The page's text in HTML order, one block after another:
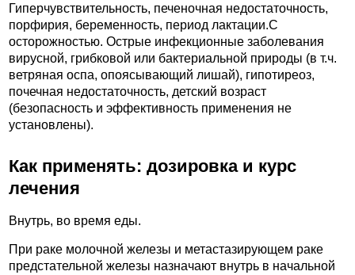
Гиперчувствительность, печеночная недостаточность,
порфирия, беременность, период лактации.C
осторожностью. Острые инфекционные заболевания
вирусной, грибковой или бактериальной природы (в т.ч.
ветряная оспа, опоясывающий лишай), гипотиреоз,
почечная недостаточность, детский возраст
(безопасность и эффективность применения не
установлены).
Как применять: дозировка и курс
лечения
Внутрь, во время еды.
При раке молочной железы и метастазирующем раке
предстательной железы назначают внутрь в начальной